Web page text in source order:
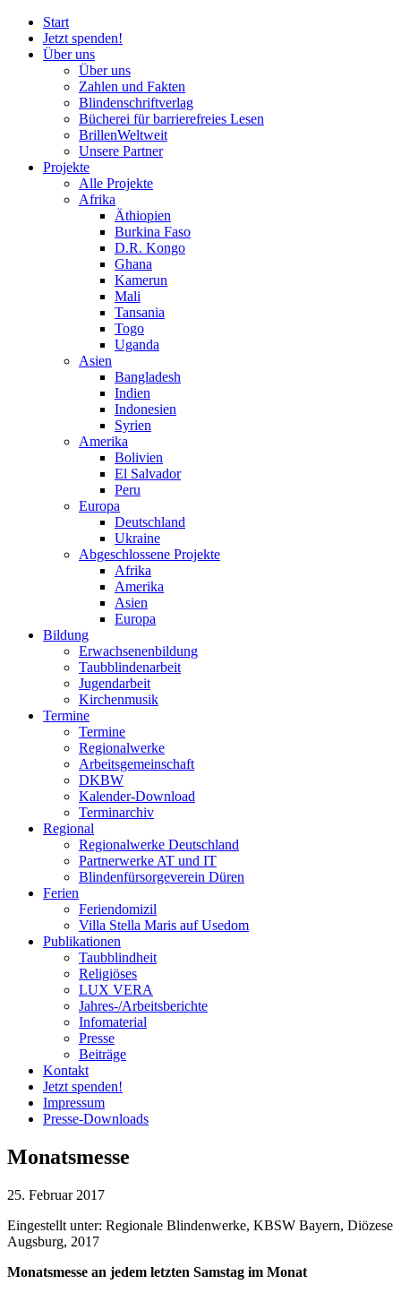
Start
Jetzt spenden!
Über uns
Über uns
Zahlen und Fakten
Blindenschriftverlag
Bücherei fürbarrierefreies Lesen
BrillenWeltweit
Unsere Partner
Projekte
Alle Projekte
Afrika
Äthiopien
Burkina Faso
D.R. Kongo
Ghana
Kamerun
Mali
Tansania
Togo
Uganda
Asien
Bangladesh
Indien
Indonesien
Syrien
Amerika
Bolivien
El Salvador
Peru
Europa
Deutschland
Ukraine
Abgeschlossene Projekte
Afrika
Amerika
Asien
Europa
Bildung
Erwachsenenbildung
Taubblindenarbeit
Jugendarbeit
Kirchenmusik
Termine
Termine
Regionalwerke
Arbeitsgemeinschaft
DKBW
Kalender-Download
Terminarchiv
Regional
Regionalwerke Deutschland
Partnerwerke AT und IT
Blindenfürsorgeverein Düren
Ferien
Feriendomizil
Villa Stella Maris auf Usedom
Publikationen
Taubblindheit
Religiöses
LUX VERA
Jahres-/​Arbeitsberichte
Infomaterial
Presse
Beiträge
Kontakt
Jetzt spenden!
Impressum
Presse-Downloads
Monatsmesse
25. Februar 2017
Eingestellt unter: Regionale Blindenwerke, KBSW Bayern, Diözese
Augsburg, 2017
Monatsmesse an jedem letzten Samstag im Monat